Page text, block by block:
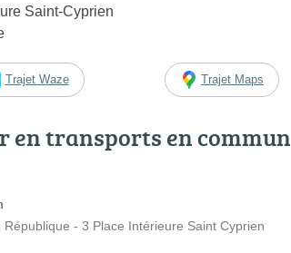
Saint-Cyprien
Trajet Waze Trajet Maps
en transports en commun
- 3 Place Intérieure Saint Cyprien